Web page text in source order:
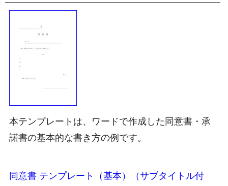
本テンプレートは、ワードで作成した同意書・承
諾書の基本的な書き方の例です。
同意書 テンプレート（基本）（サブタイトル付